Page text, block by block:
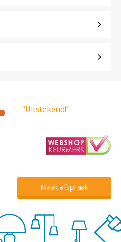
“Uitstekend!”
Maak afspraak